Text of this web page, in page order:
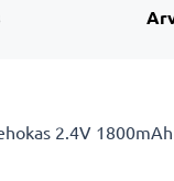
2.4V